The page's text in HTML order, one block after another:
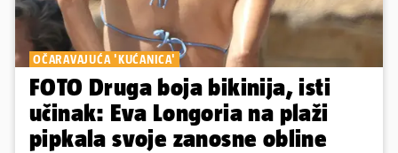
OČARAVAJUĆA 'KUĆANICA'
FOTO Druga boja bikinija, isti
učinak: Eva Longoria na plaži
pipkala svoje zanosne obline